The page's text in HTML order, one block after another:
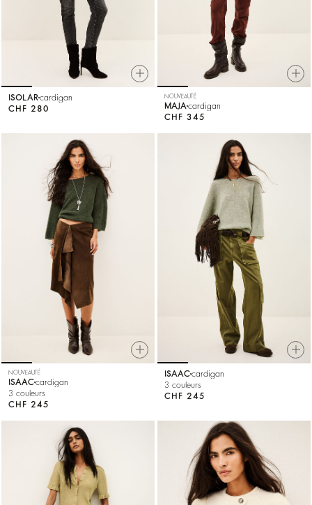
ISOLAR cardigan
CHF 280
NOUVEAUTÉ
MAJA cardigan
CHF 345
NOUVEAUTÉ
ISAACcardigan
3 couleurs
CHF 245
ISAACcardigan
3 couleurs
CHF 245